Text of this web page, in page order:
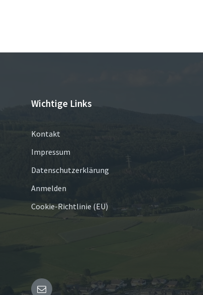
Beiträge
Wichtige Links
Kontakt
Impressum
Datenschutzerklärung
Anmelden
Cookie-Richtlinie (EU)
E-